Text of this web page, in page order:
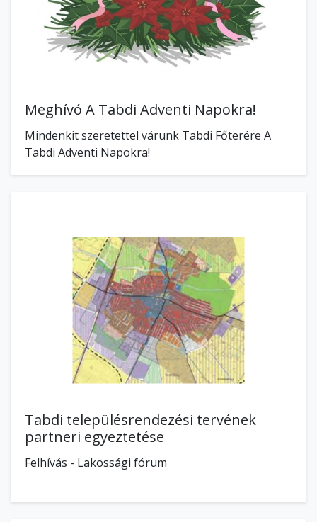
Meghívó A Tabdi Adventi Napokra!
Mindenkit szeretettel várunk Tabdi Főterére A
Tabdi Adventi Napokra!
Tabdi településrendezési tervének
partneri egyeztetése
Felhívás - Lakossági fórum